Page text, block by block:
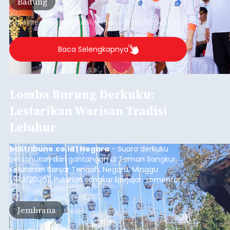
Submitted by contributoronSun, 08/09/2026 - 17:09
Baca Selengkapnya
Lomba Burung Derkuku:
Lestarikan Warisan Tradisi
Leluhur
balitribune.co.id | Negara- Suara derkuku
bersahutan dari gantangan di Taman Sangkur,
Kelurahan Banjar Tengah, Negara, Minggu
(9/8/2026). Puluhan sangkar berjajar, sementara
para penghobi menunggu suara burung masing-
masing mengalun. Bukan sekadar ramai oleh
bunyi, setiap suara yang terdengar menjadi
bagian dari penilaian untuk menentukan kualitas
Jembrana